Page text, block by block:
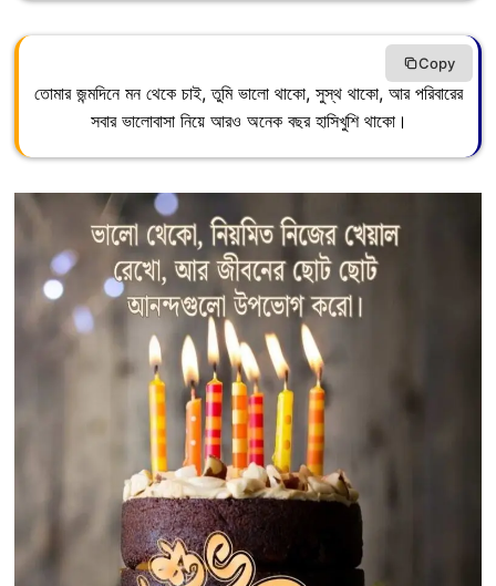
তোমার জন্মদিনে মন থেকে চাই, তুমি ভালো থাকো, সুস্থ থাকো, আর পরিবারের
সবার ভালোবাসা নিয়ে আরও অনেক বছর হাসিখুশি থাকো।
Copy